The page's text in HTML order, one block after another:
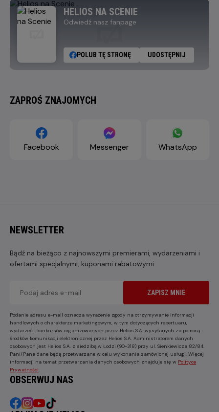
HELIOS NA SCENIE
Odwiedź nasz fanpage
POLUB TĘ STRONĘ UDOSTĘPNIJ
ZAPROŚ ZNAJOMYCH
Facebook Messenger WhatsApp
NEWSLETTER
Bądź na bieżąco z najnowszymi premierami, wydarzeniami i
ofertami specjalnymi, kuponami rabatowymi
ZAPISZ MNIE
Podanie adresu e-mail oznacza wyrażenie zgody na otrzymywanie informacji
handlowych o charakterze marketingowym, w tym dotyczących repertuaru,
wydarzeń i konkursów organizowanych przez Helios S.A. wysyłanych za pomocą
środków komunikacji elektronicznej przez Helios S.A. Administratorem danych
osobowych jest Helios S.A. z siedzibą w Łodzi (90-318) przy ul. Sienkiewicza 82/84.
Pani/Pana dane będą przetwarzane w celu wykonania zamówionej usługi. Więcej
informacji na temat przetwarzania danych osobowych znajduje się w Polityce
Prywatności.
OBSERWUJ NAS